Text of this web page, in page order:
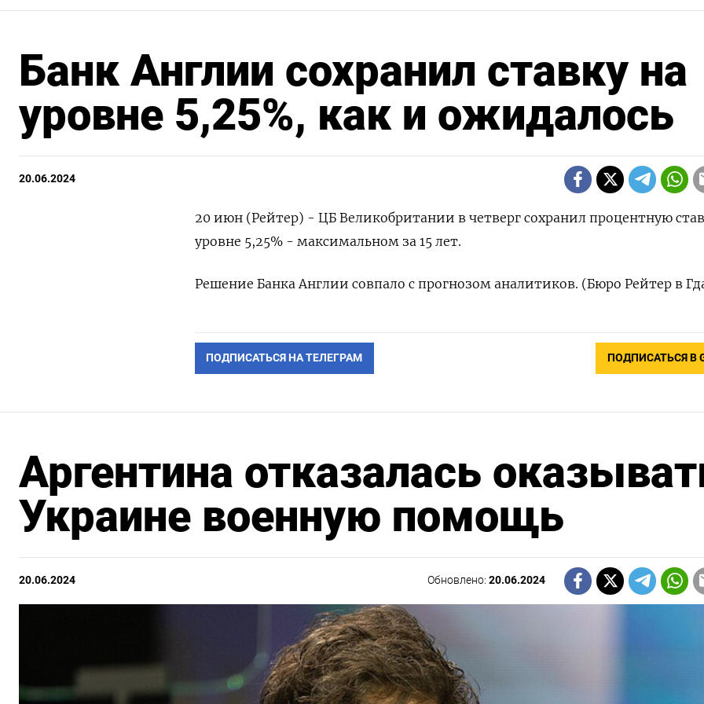
Банк Англии сохранил ставку на
уровне 5,25%, как и ожидалось
20.06.2024
20 июн (Рейтер) - ЦБ Великобритании в четверг сохранил процентную
уровне 5,25% - максимальном за 15 лет.
Решение Банка Англии совпало с прогнозом аналитиков. (Бюро Рейтер в
ПОДПИСАТЬСЯ НА ТЕЛЕГРАМ ПОДПИСАТЬСЯ В
Аргентина отказалась
Украине военную помощь
20.06.2024 Обновлено:20.06.2024